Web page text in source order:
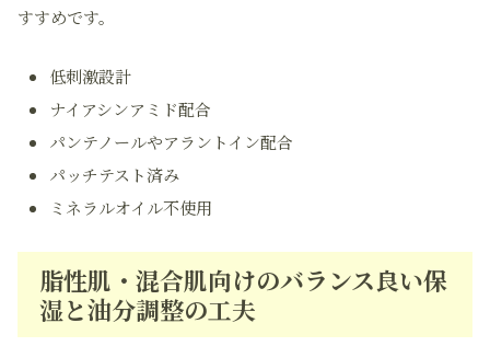
すすめです。
低刺激設計
ナイアシンアミド配合
パンテノールやアラントイン配合
パッチテスト済み
ミネラルオイル不使用
脂性肌・混合肌向けのバランス良い保
湿と油分調整の工夫